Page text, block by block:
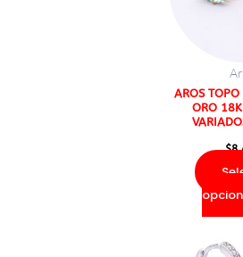
AROS
ORO
$